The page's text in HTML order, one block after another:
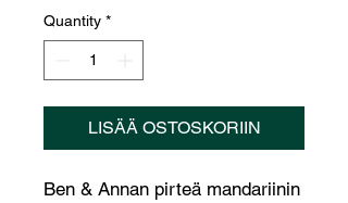
Quantity *
LISÄÄ OSTOSKORIIN
Ben & Annan pirteä mandariinin